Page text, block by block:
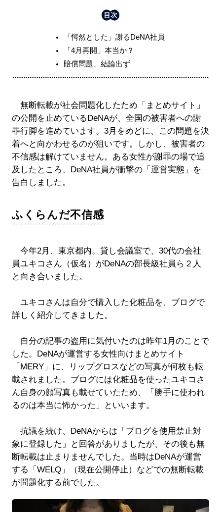
「愕然とした」謝るDeNA社員
「4月再開」本当か？
賠償問題、結論出ず
無断転載が社会問題化したため「まとめサイト」
の公開を止めているDeNAが、全国の被害者への謝
罪行脚を進めています。3月をめどに、この問題を決
着へと向かわせるのが狙いです。しかし、被害者の
不信感は解けていません。ある女性が謝罪の場で追
及したところ、DeNA社員が衝撃の「運営実態」を
告白しました。
ふくらんだ不信感
今年2月、東京都内。貸し会議室で、30代の会社
員ユキコさん（仮名）がDeNAの部長級社員ら２人
と向き合いました。
ユキコさんは自分で購入した化粧品を、ブログで
詳しく紹介してきました。
自分の記事の盗用に気付いたのは昨年1月のことで
した。DeNAが運営する女性向けまとめサイト
「MERY」に、リップグロスなどの写真が何枚も転
載されました。ブログには化粧品を使ったユキコさ
ん自身の顔写真も載せていたため、「勝手に使われ
るのは本当に怖かった」といいます。
抗議を続け、DeNAからは「ブログを使用禁止対
象に登録した」と回答がありましたが、その後も無
断転載は止まりませんでした。当時はDeNAが運営
する「WELQ」（現在公開停止）などでの無断転載
が問題化する前でした。